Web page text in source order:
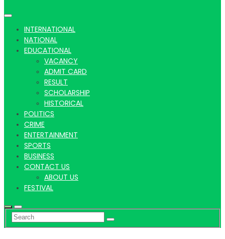
news |
Latest
Hindi
News
INTERNATIONAL
NATIONAL
EDUCATIONAL
VACANCY
ADMIT CARD
RESULT
SCHOLARSHIP
HISTORICAL
POLITICS
CRIME
ENTERTAINMENT
SPORTS
BUSINESS
CONTACT US
ABOUT US
FESTIVAL